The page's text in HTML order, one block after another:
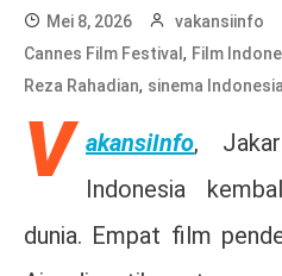
Mei 8, 2026 vakansiinfo
Cannes Film Festival , Film
Reza Rahadian, sinema Indonesia
V akansiInfo,
Indonesia
dunia. Empat film